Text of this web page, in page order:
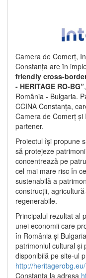
Camera de Comerț,
Constanța are în
friendly cross-
- HERITAGE RO-BG”
România - Bulgaria.
CCINA Constanța,
Camera de Comerț
partener.
Proiectul își propune
să protejeze
concentrează pe
cel mai mare risc în
sustenabilă a
construcții,
regenerabile.
Principalul rezultat al
unei economii care
în România și
patrimoniul cultural și
disponibilă pe site-ul
http://
Constanța la adresa